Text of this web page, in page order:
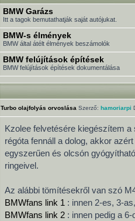
BMW Garázs
Itt a tagok bemutathatják saját autójukat.
BMW-s élmények
BMW által átélt élmények beszámolók
BMW felújítások építések
BMW felújítások építések dokumentálása
Turbo olajfolyás orvoslása Szerző: hamoriarpi
Kzolee felvetésére kiegészítem
régóta fennáll a dolog, akkor
egyszerűen és olcsón
ringeivel.
Az alábbi tömítésekről van szó
BMWfans link 1 : innen 2-es, 3-
BMWfans link 2 : innen pedig a 6-